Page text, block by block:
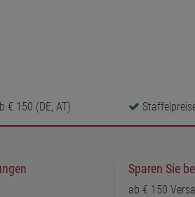
€ 150 (DE, AT)
Sparen Sie
ab € 150